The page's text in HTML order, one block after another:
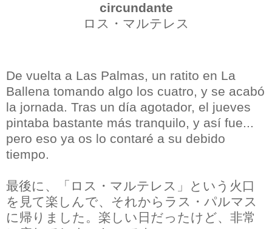
circundante
ロス・マルテレス
De vuelta a Las Palmas, un ratito en La
Ballena tomando algo los cuatro, y se acabó
la jornada. Tras un día agotador, el jueves
pintaba bastante más tranquilo, y así fue...
pero eso ya os lo contaré a su debido
tiempo.
最後に、「ロス・マルテレス」という火口
を見て楽しんで、それからラス・パルマス
に帰りました。楽しい日だったけど、非常